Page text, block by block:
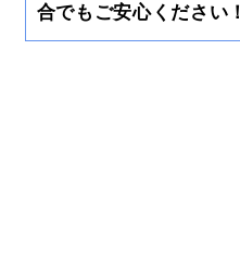
合でもご安心ください！